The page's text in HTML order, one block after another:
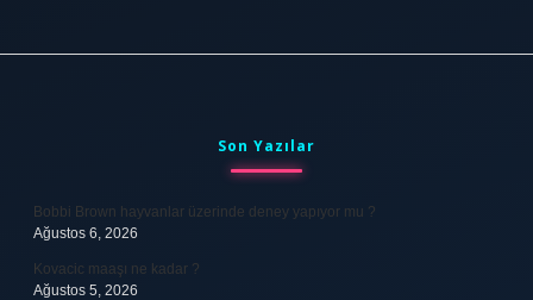
Son Yazılar
Bobbi Brown hayvanlar üzerinde deney yapıyor mu ?
Ağustos 6, 2026
Kovacic maaşı ne kadar ?
Ağustos 5, 2026